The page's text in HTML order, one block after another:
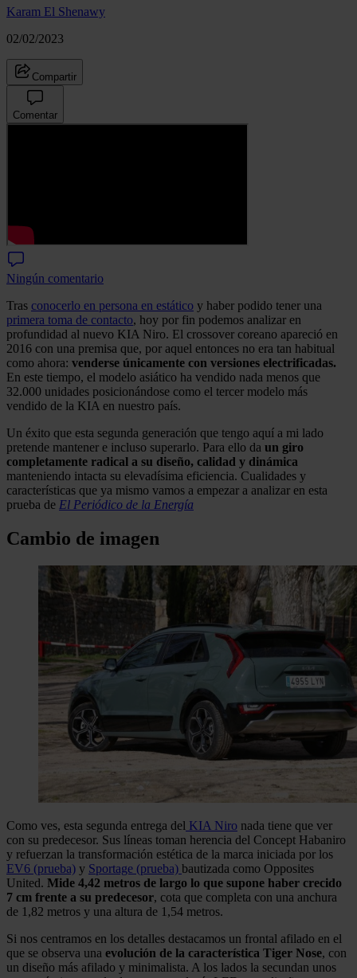
Karam El Shenawy
02/02/2023
Compartir
Comentar
Ningún comentario
Tras conocerlo en persona en estático y haber podido tener una
primera toma de contacto, hoy por fin podemos analizar en
profundidad al nuevo KIA Niro. El crossover coreano apareció en
2016 con una premisa que, por aquel entonces no era tan habitual
como ahora: venderse únicamente con versiones electrificadas.
En este tiempo, el modelo asiático ha vendido nada menos que
32.000 unidades posicionándose como el tercer modelo más
vendido de la KIA en nuestro país.
Un éxito que esta segunda generación que tengo aquí a mi lado
pretende mantener e incluso superarlo. Para ello da un giro
completamente radical a su diseño, calidad y dinámica
manteniendo intacta su elevadísima eficiencia. Cualidades y
características que ya mismo vamos a empezar a analizar en esta
prueba de El Periódico de la Energía
Cambio de imagen
Como ves, esta segunda entrega del KIA Niro nada tiene que ver
con su predecesor. Sus líneas toman herencia del Concept Habaniro
y refuerzan la transformación estética de la marca iniciada por los
EV6 (prueba) y Sportage (prueba) bautizada como Opposites
United. Mide 4,42 metros de largo lo que supone haber crecido
7 cm frente a su predecesor, cota que completa con una anchura
de 1,82 metros y una altura de 1,54 metros.
Si nos centramos en los detalles destacamos un frontal afilado en el
que se observa una evolución de la característica Tiger Nose, con
un diseño más afilado y minimalista. A los lados la secundan unos